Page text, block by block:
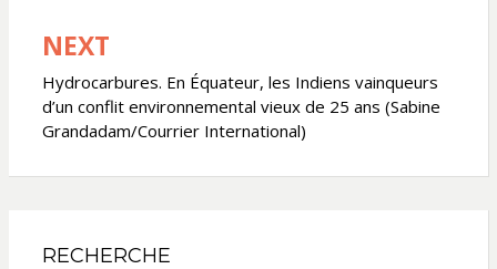
NEXT
Hydrocarbures. En Équateur, les Indiens vainqueurs
d’un conflit environnemental vieux de 25 ans (Sabine
Grandadam/Courrier International)
RECHERCHE